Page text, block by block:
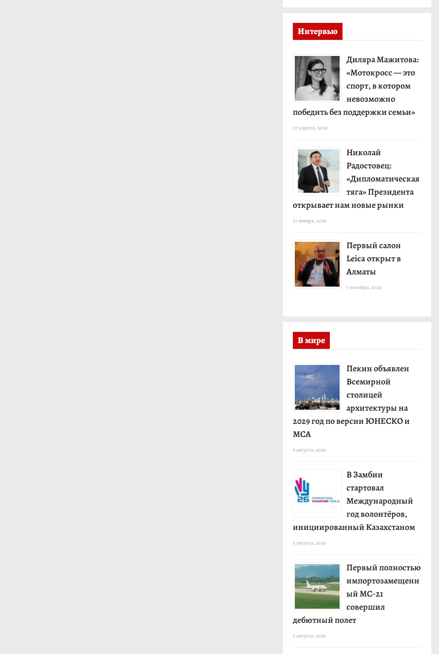
Интервью
Диляра Мажитова:
«Мотокросс — это
спорт, в котором
невозможно
победить без поддержки семьи»
27 апреля, 2026
Николай
Радостовец:
«Дипломатическая
тяга» Президента
открывает нам новые рынки
31 января, 2026
Первый салон
Leica открыт в
Алматы
7 октября, 2025
В мире
Пекин объявлен
Всемирной
столицей
архитектуры на
2029 год по версии ЮНЕСКО и
МСА
6 августа, 2026
В Замбии
стартовал
Международный
год волонтёров,
инициированный Казахстаном
3 августа, 2026
Первый полностью
импортозамещенн
ый МС-21
совершил
дебютный полет
3 августа, 2026